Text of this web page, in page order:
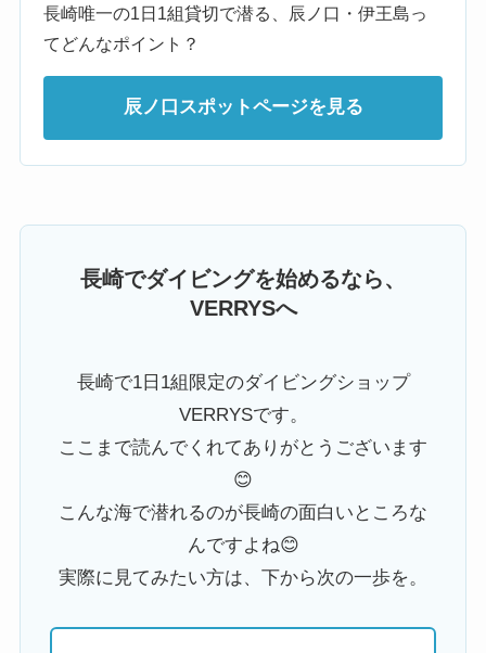
長崎唯一の1日1組貸切で潜る、辰ノ口・伊王島っ
てどんなポイント？
辰ノ口スポットページを見る
長崎でダイビングを始めるなら、
VERRYSへ
長崎で1日1組限定のダイビングショップ
VERRYSです。
ここまで読んでくれてありがとうございます
😊
こんな海で潜れるのが長崎の面白いところな
んですよね😊
実際に見てみたい方は、下から次の一歩を。